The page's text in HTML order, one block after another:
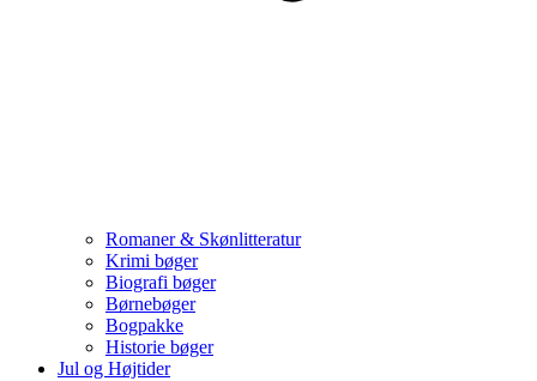
Romaner & Skønlitteratur
Krimi bøger
Biografi bøger
Børnebøger
Bogpakke
Historie bøger
Jul og Højtider